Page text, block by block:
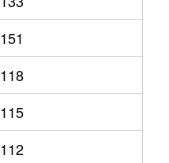
151
118
115
112